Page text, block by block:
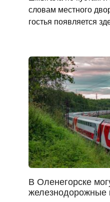
словам местного
гостья появляется
В Оленегорске
железнодорожные